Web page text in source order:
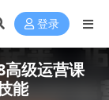
登录
高级运营课
能